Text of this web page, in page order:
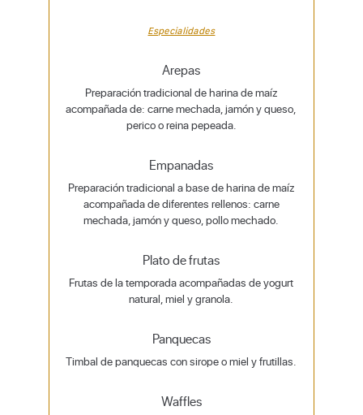
Especialidades
Arepas
Preparación tradicional de harina de maíz
acompañada de: carne mechada, jamón y queso,
perico o reina pepeada.
Empanadas
Preparación tradicional a base de harina de maíz
acompañada de diferentes rellenos: carne
mechada, jamón y queso, pollo mechado.
Plato de frutas
Frutas de la temporada acompañadas de yogurt
natural, miel y granola.
Panquecas
Timbal de panquecas con sirope o miel y frutillas.
Waffles